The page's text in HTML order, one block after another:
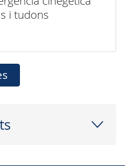
i tudons